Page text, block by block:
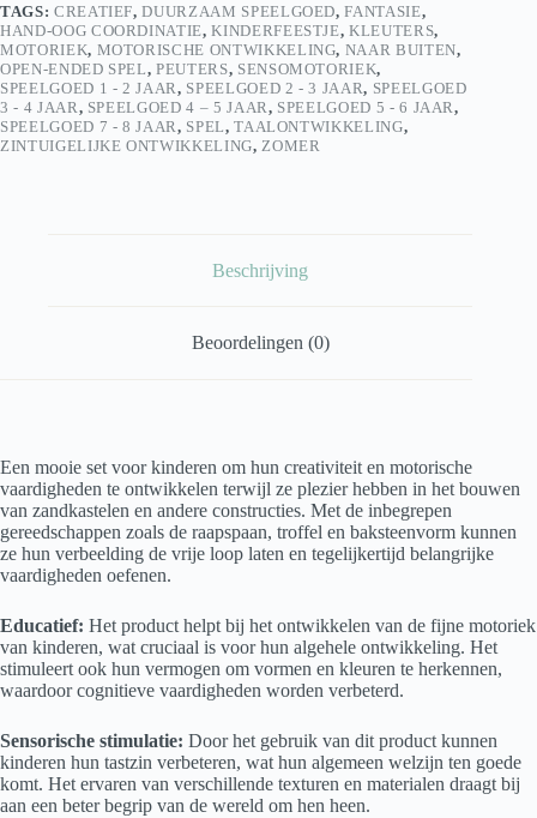
TAGS: CREATIEF,DUURZAAM SPEELGOED,FANTASIE,
HAND-OOG COORDINATIE,KINDERFEESTJE,KLEUTERS,
MOTORIEK, MOTORISCHE ONTWIKKELING, NAAR BUITEN,
OPEN-ENDED SPEL,PEUTERS, SENSOMOTORIEK,
SPEELGOED 1 - 2 JAAR , SPEELGOED 2 - 3 JAAR, SPEELGOED
3 - 4 JAAR , SPEELGOED 4 – 5 JAAR , SPEELGOED 5 - 6 JAAR,
SPEELGOED 7 - 8 JAAR , SPEL,TAALONTWIKKELING,
ZINTUIGELIJKE ONTWIKKELING, ZOMER
Beschrijving
Beoordelingen (0)
Een mooie set voor kinderen om hun creativiteit en motorische
vaardigheden te ontwikkelen terwijl ze plezier hebben in het bouwen
van zandkastelen en andere constructies. Met de inbegrepen
gereedschappen zoals de raapspaan, troffel en baksteenvorm kunnen
ze hun verbeelding de vrije loop laten en tegelijkertijd belangrijke
vaardigheden oefenen.
Educatief: Het product helpt bij het ontwikkelen van de fijne motoriek
van kinderen, wat cruciaal is voor hun algehele ontwikkeling. Het
stimuleert ook hun vermogen om vormen en kleuren te herkennen,
waardoor cognitieve vaardigheden worden verbeterd.
Sensorische stimulatie: Door het gebruik van dit product kunnen
kinderen hun tastzin verbeteren, wat hun algemeen welzijn ten goede
komt. Het ervaren van verschillende texturen en materialen draagt bij
aan een beter begrip van de wereld om hen heen.